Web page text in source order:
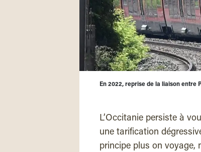
En 2022, reprise de la liaison entre
L’Occitanie persiste à
une tarification
principe plus on voyage,